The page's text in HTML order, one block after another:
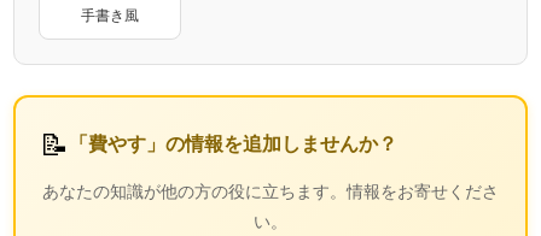
手書き風
📝 「費やす」の情報を追加しませんか？
あなたの知識が他の方の役に立ちます。情報をお寄せくださ
い。